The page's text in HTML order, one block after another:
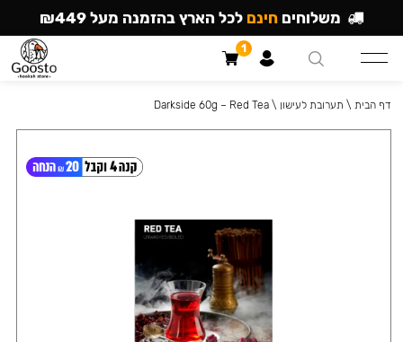
דף הבית \ תערובת לעישון \
Darkside 60g – Red Tea
משלוחים חינם לכל הארץ בהזמנה מעל ₪449
1